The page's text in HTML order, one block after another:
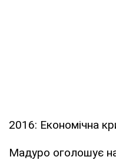
2016: Економічна
Мадуро оголошує